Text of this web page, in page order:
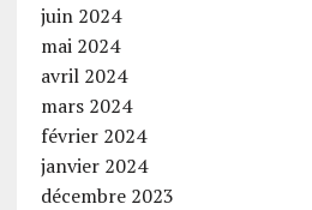
juin 2024
mai 2024
avril 2024
mars 2024
février 2024
janvier 2024
décembre 2023